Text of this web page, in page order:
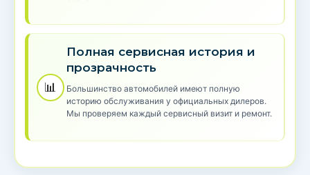
📊
Полная сервисная история и
прозрачность
Большинство автомобилей имеют полную
историю обслуживания у официальных дилеров.
Мы проверяем каждый сервисный визит и ремонт.